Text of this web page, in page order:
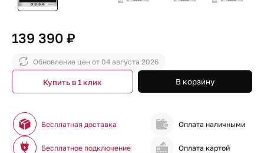
139 390 ₽
Обновление цен от 04 августа 2026
В корзину
Купить в 1 клик
Бесплатная доставка
Бесплатное подключение
Оплата наличными
Оплата картой